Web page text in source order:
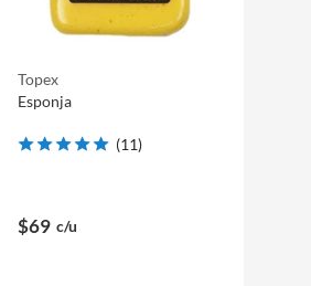
Topex
Esponja
(11)
$69 c/u